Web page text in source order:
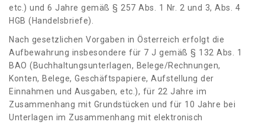
etc.) und 6 Jahre gemäß § 257 Abs. 1 Nr. 2 und 3, Abs. 4
HGB (Handelsbriefe).
Nach gesetzlichen Vorgaben in Österreich erfolgt die
Aufbewahrung insbesondere für 7 J gemäß § 132 Abs. 1
BAO (Buchhaltungsunterlagen, Belege/Rechnungen,
Konten, Belege, Geschäftspapiere, Aufstellung der
Einnahmen und Ausgaben, etc.), für 22 Jahre im
Zusammenhang mit Grundstücken und für 10 Jahre bei
Unterlagen im Zusammenhang mit elektronisch